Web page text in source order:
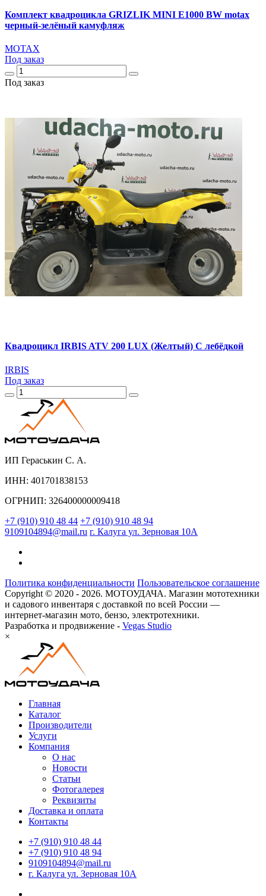
Комплект квадроцикла GRIZLIK MINI E1000 BW motax
черный-зелёный камуфляж
MOTAX
Под заказ
Под заказ
Квадроцикл IRBIS ATV 200 LUX (Желтый) С лебёдкой
IRBIS
Под заказ
ИП Гераськин С. А.
ИНН: 401701838153
ОГРНИП: 326400000009418
+7 (910) 910 48 44 +7 (910) 910 48 94
9109104894@mail.ru г. Калуга ул. Зерновая 10А
Политика конфиденциальности Пользовательское соглашение
Copyright © 2020 - 2026. МОТОУДАЧА. Магазин мототехники
и садового инвентаря с доставкой по всей России —
интернет-магазин мото, бензо, электротехники.
Разработка и продвижение - Vegas Studio
×
Главная
Каталог
Производители
Услуги
Компания
О нас
Новости
Статьи
Фотогалерея
Реквизиты
Доставка и оплата
Контакты
+7 (910) 910 48 44
+7 (910) 910 48 94
9109104894@mail.ru
г. Калуга ул. Зерновая 10А